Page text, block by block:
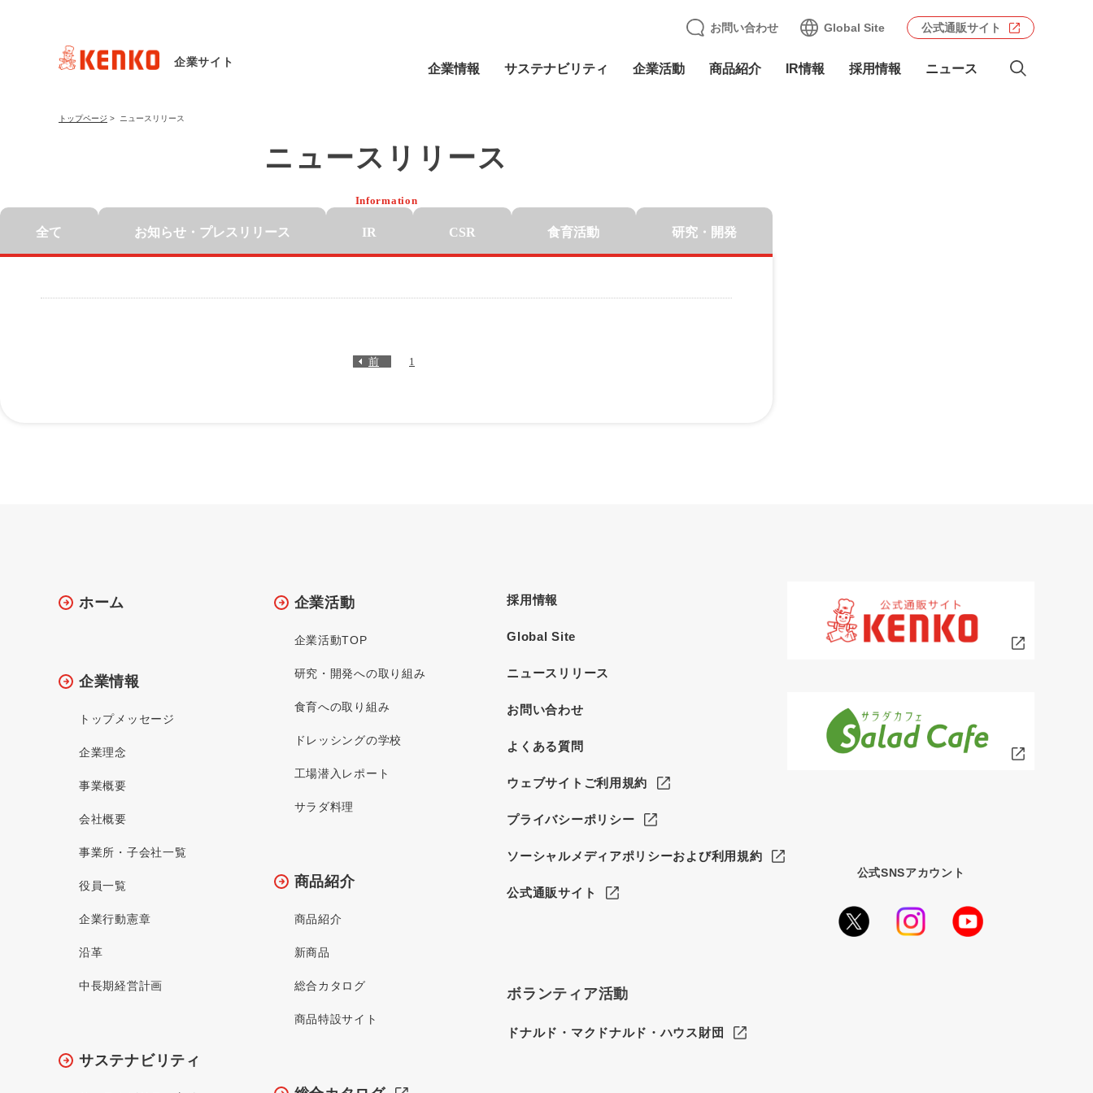
企業サイト 企業情報 サステナビリティ 企業活動 商品紹介 IR情報 採用情報 ニュース
お問い合わせ Global Site 公式通販サイト
トップページ > ニュースリリース
ニュースリリース
Information
全て お知らせ・ プレスリリース IR CSR 食育活動 研究・開発
前 1
ホーム
企業情報
トップメッセージ
企業理念
事業概要
会社概要
事業所・子会社一覧
役員一覧
企業行動憲章
沿革
中長期経営計画
サステナビリティ
企業活動
企業活動TOP
研究・開発への取り組み
食育への取り組み
ドレッシングの学校
工場潜入レポート
サラダ料理
商品紹介
商品紹介
新商品
総合カタログ
商品特設サイト
採用情報
Global Site
ニュースリリース
お問い合わせ
よくある質問
ウェブサイトご利用規約
プライバシーポリシー
ソーシャルメディアポリシーおよび利用規約
公式通販サイト
ボランティア活動
ドナルド・マクドナルド・ハウス財団
公式SNSアカウント